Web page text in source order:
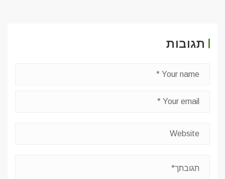
תגובות